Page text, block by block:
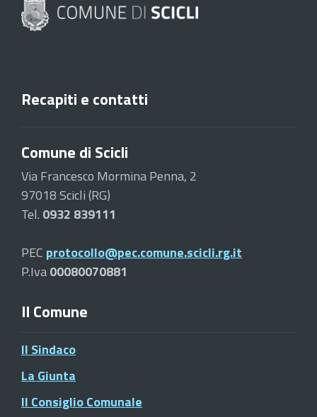
Recapiti e contatti
Comune di Scicli
Via Francesco Mormina Penna, 2
97018 Scicli (RG)
Tel. 0932 839111
PEC protocollo@pec.comune.scicli.rg.it
P.Iva00080070881
Il Comune
Il Sindaco
La Giunta
Il Consiglio Comunale